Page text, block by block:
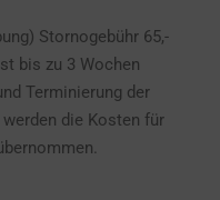
Stornogebühr 65,-
bis zu 3 Wochen
Terminierung der
werden die Kosten für